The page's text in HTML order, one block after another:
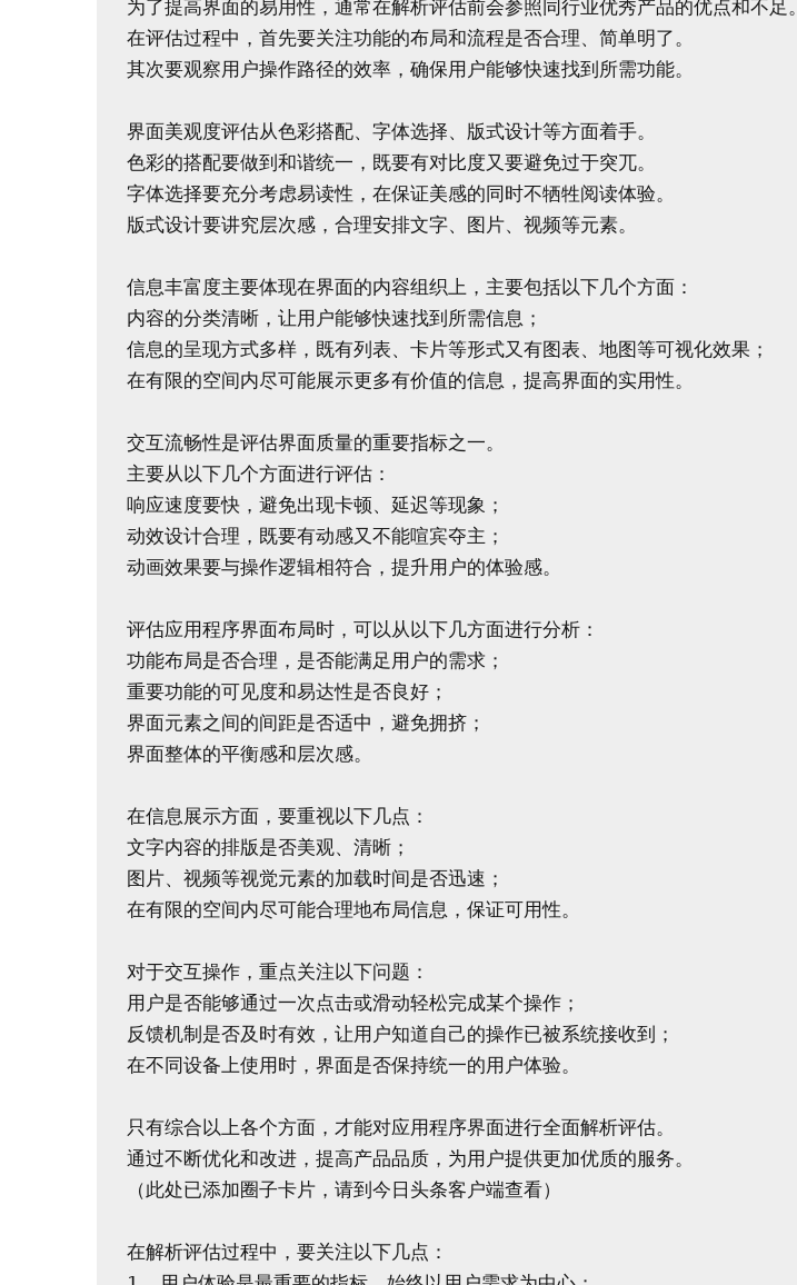
为了提高界面的易用性，通常在解析评估前会参照同行业优秀产品的优点和不足。
在评估过程中，首先要关注功能的布局和流程是否合理、简单明了。
其次要观察用户操作路径的效率，确保用户能够快速找到所需功能。
界面美观度评估从色彩搭配、字体选择、版式设计等方面着手。
色彩的搭配要做到和谐统一，既要有对比度又要避免过于突兀。
字体选择要充分考虑易读性，在保证美感的同时不牺牲阅读体验。
版式设计要讲究层次感，合理安排文字、图片、视频等元素。
信息丰富度主要体现在界面的内容组织上，主要包括以下几个方面：
内容的分类清晰，让用户能够快速找到所需信息；
信息的呈现方式多样，既有列表、卡片等形式又有图表、地图等可视化效果；
在有限的空间内尽可能展示更多有价值的信息，提高界面的实用性。
交互流畅性是评估界面质量的重要指标之一。
主要从以下几个方面进行评估：
响应速度要快，避免出现卡顿、延迟等现象；
动效设计合理，既要有动感又不能喧宾夺主；
动画效果要与操作逻辑相符合，提升用户的体验感。
评估应用程序界面布局时，可以从以下几方面进行分析：
功能布局是否合理，是否能满足用户的需求；
重要功能的可见度和易达性是否良好；
界面元素之间的间距是否适中，避免拥挤；
界面整体的平衡感和层次感。
在信息展示方面，要重视以下几点：
文字内容的排版是否美观、清晰；
图片、视频等视觉元素的加载时间是否迅速；
在有限的空间内尽可能合理地布局信息，保证可用性。
对于交互操作，重点关注以下问题：
用户是否能够通过一次点击或滑动轻松完成某个操作；
反馈机制是否及时有效，让用户知道自己的操作已被系统接收到；
在不同设备上使用时，界面是否保持统一的用户体验。
只有综合以上各个方面，才能对应用程序界面进行全面解析评估。
通过不断优化和改进，提高产品品质，为用户提供更加优质的服务。
（此处已添加圈子卡片，请到今日头条客户端查看）
在解析评估过程中，要关注以下几点：